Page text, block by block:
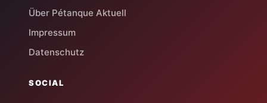
Über Pétanque Aktuell
Impressum
Datenschutz
SOCIAL